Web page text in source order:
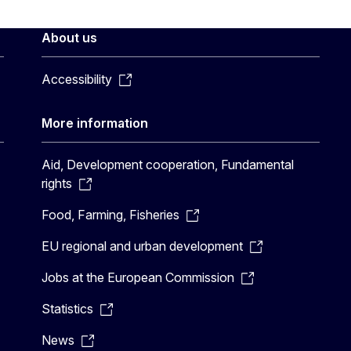
About us
Accessibility
More information
Aid, Development cooperation, Fundamental
rights
Food, Farming, Fisheries
EU regional and urban development
Jobs at the European Commission
Statistics
News